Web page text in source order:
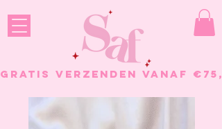
GRATIS VERZENDEN VANAF